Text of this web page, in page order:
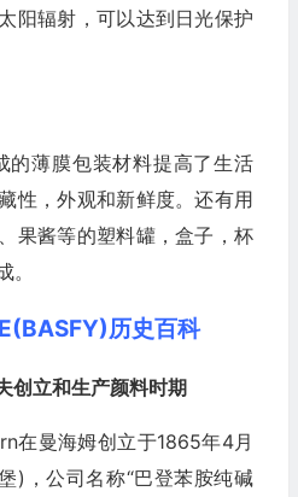
阳辐射，可以达到日光保护
的薄膜包装材料提高了生活
性，外观和新鲜度。还有用
果酱等的塑料罐，盒子，杯
历史百科
立和生产颜料时期
在曼海姆创立于1865年4月
)，公司名称“巴登苯胺纯碱